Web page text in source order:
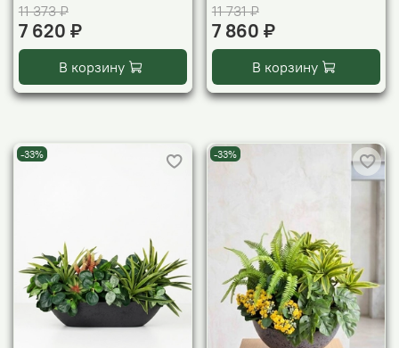
11 373 ₽
7 620 ₽
В корзину
11 731 ₽
7 860 ₽
В корзину
-33% -33%